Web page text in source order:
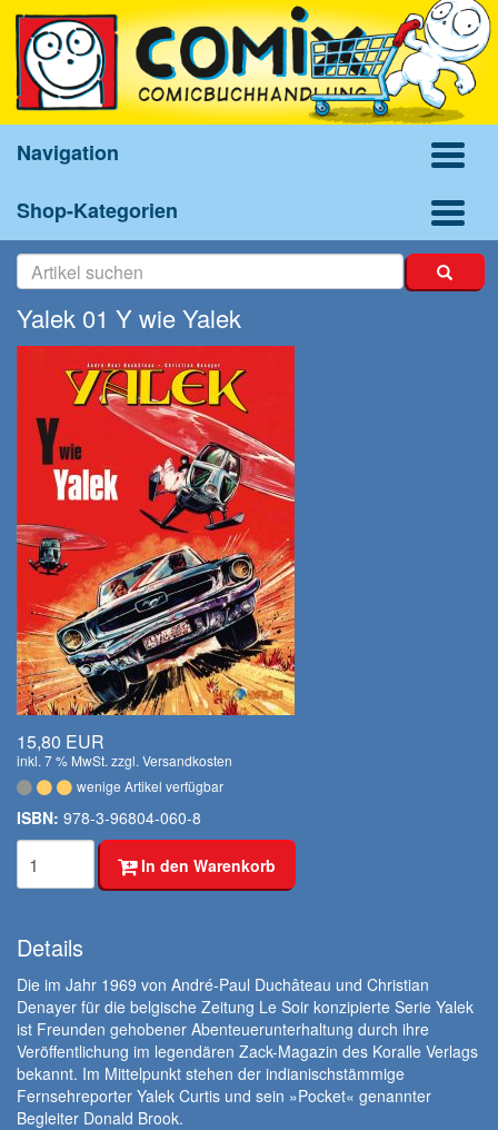
Navigation
Shop-Kategorien
Yalek 01 Y wie Yalek
15,80 EUR
inkl. 7 % MwSt. zzgl. Versandkosten
wenige Artikel verfügbar
ISBN: 978-3-96804-060-8
In den Warenkorb
Details
Die im Jahr 1969 von André-Paul Duchâteau und Christian
Denayer für die belgische Zeitung Le Soir konzipierte Serie Yalek
ist Freunden gehobener Abenteuerunterhaltung durch ihre
Veröffentlichung im legendären Zack-Magazin des Koralle Verlags
bekannt. Im Mittelpunkt stehen der indianischstämmige
Fernsehreporter Yalek Curtis und sein »Pocket« genannter
Begleiter Donald Brook.